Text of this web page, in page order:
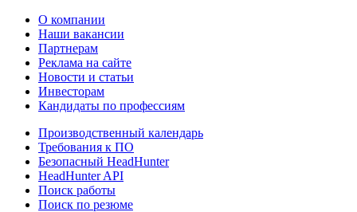
О компании
Наши вакансии
Партнерам
Реклама на сайте
Новости и статьи
Инвесторам
Кандидаты по профессиям
Производственный календарь
Требования к ПО
Безопасный HeadHunter
HeadHunter API
Поиск работы
Поиск по резюме